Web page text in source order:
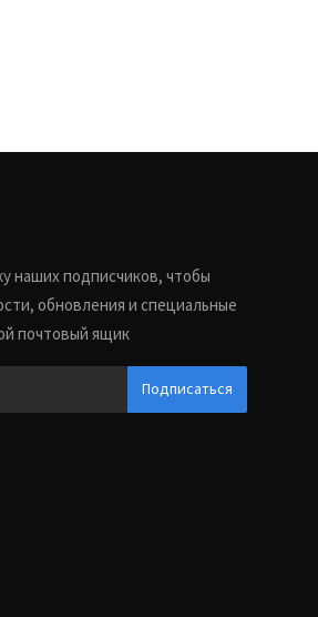
наших подписчиков, чтобы
обновления и специальные
почтовый ящик
Подписаться